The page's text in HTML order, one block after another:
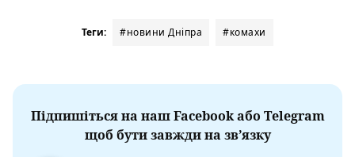
Теги: #новини Дніпра #комахи
Підпишіться на наш Facebook або Telegram
щоб бути завжди на зв’язку